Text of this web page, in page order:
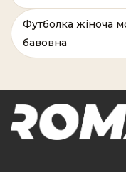
Футболка жіноча
бавовна